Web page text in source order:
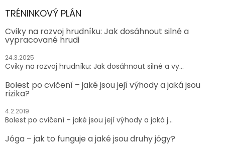
TRÉNINKOVÝ PLÁN
Cviky na rozvoj hrudníku: Jak dosáhnout silné a
vypracované hrudi
24.3.2025
Cviky na rozvoj hrudníku: Jak dosáhnout silné a vy...
Bolest po cvičení – jaké jsou její výhody a jaká jsou
rizika?
4.2.2019
Bolest po cvičení – jaké jsou její výhody a jaká j...
Jóga – jak to funguje a jaké jsou druhy jógy?